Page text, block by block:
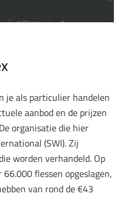
je als particulier handelen
aanbod en de prijzen
organisatie die hier
(SWI). Zij
worden verhandeld. Op
flessen opgeslagen,
van rond de €43